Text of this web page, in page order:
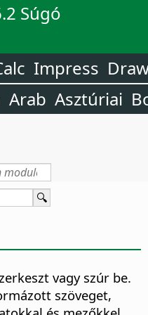
Súgó
Impress
Arab Asztúriai
vagy szúr be.
szöveget,